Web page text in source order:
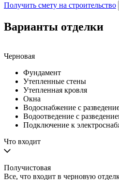
Получить смету на строительство
Варианты отделки
Черновая
Фундамент
Утепленные стены
Утепленная кровля
Окна
Водоснабжение с
Водоотведение с
Подключение к
Что входит
Получистовая
Все, что входит в черновую